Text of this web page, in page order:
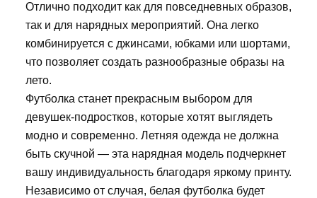
Отлично подходит как для повседневных образов,
так и для нарядных мероприятий. Она легко
комбинируется с джинсами, юбками или шортами,
что позволяет создать разнообразные образы на
лето.
Футболка станет прекрасным выбором для
девушек-подростков, которые хотят выглядеть
модно и современно. Летняя одежда не должна
быть скучной — эта нарядная модель подчеркнет
вашу индивидуальность благодаря яркому принту.
Независимо от случая, белая футболка будет